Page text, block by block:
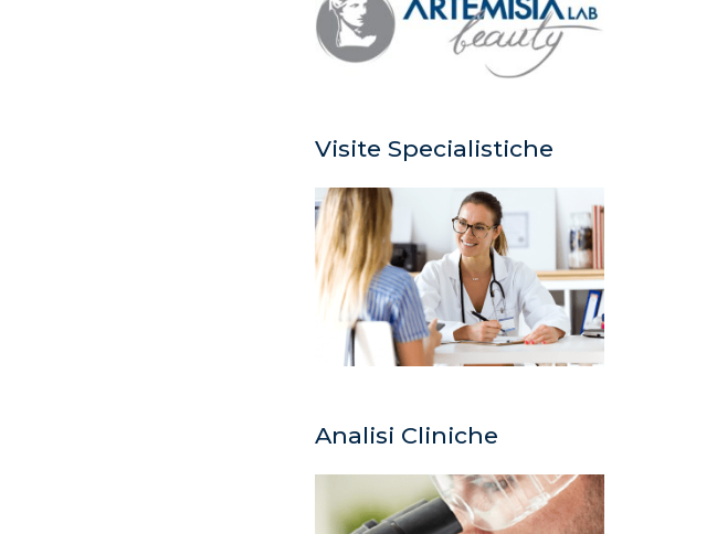
Visite Specialistiche
Analisi Cliniche